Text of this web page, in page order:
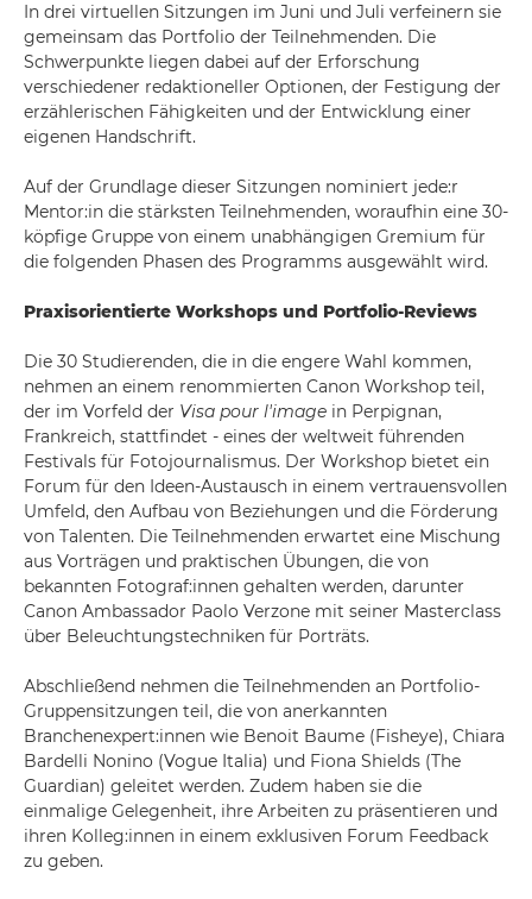
In drei virtuellen Sitzungen im Juni und Juli verfeinern sie
gemeinsam das Portfolio der Teilnehmenden. Die
Schwerpunkte liegen dabei auf der Erforschung
verschiedener redaktioneller Optionen, der Festigung der
erzählerischen Fähigkeiten und der Entwicklung einer
eigenen Handschrift.
Auf der Grundlage dieser Sitzungen nominiert jede:r
Mentor:in die stärksten Teilnehmenden, woraufhin eine 30-
köpfige Gruppe von einem unabhängigen Gremium für
die folgenden Phasen des Programms ausgewählt wird.
Praxisorientierte Workshops und Portfolio-Reviews
Die 30 Studierenden, die in die engere Wahl kommen,
nehmen an einem renommierten Canon Workshop teil,
der im Vorfeld der Visa pour l'image in Perpignan,
Frankreich, stattfindet - eines der weltweit führenden
Festivals für Fotojournalismus. Der Workshop bietet ein
Forum für den Ideen-Austausch in einem vertrauensvollen
Umfeld, den Aufbau von Beziehungen und die Förderung
von Talenten. Die Teilnehmenden erwartet eine Mischung
aus Vorträgen und praktischen Übungen, die von
bekannten Fotograf:innen gehalten werden, darunter
Canon Ambassador Paolo Verzone mit seiner Masterclass
über Beleuchtungstechniken für Porträts.
Abschließend nehmen die Teilnehmenden an Portfolio-
Gruppensitzungen teil, die von anerkannten
Branchenexpert:innen wie Benoit Baume (Fisheye), Chiara
Bardelli Nonino (Vogue Italia) und Fiona Shields (The
Guardian) geleitet werden. Zudem haben sie die
einmalige Gelegenheit, ihre Arbeiten zu präsentieren und
ihren Kolleg:innen in einem exklusiven Forum Feedback
zu geben.